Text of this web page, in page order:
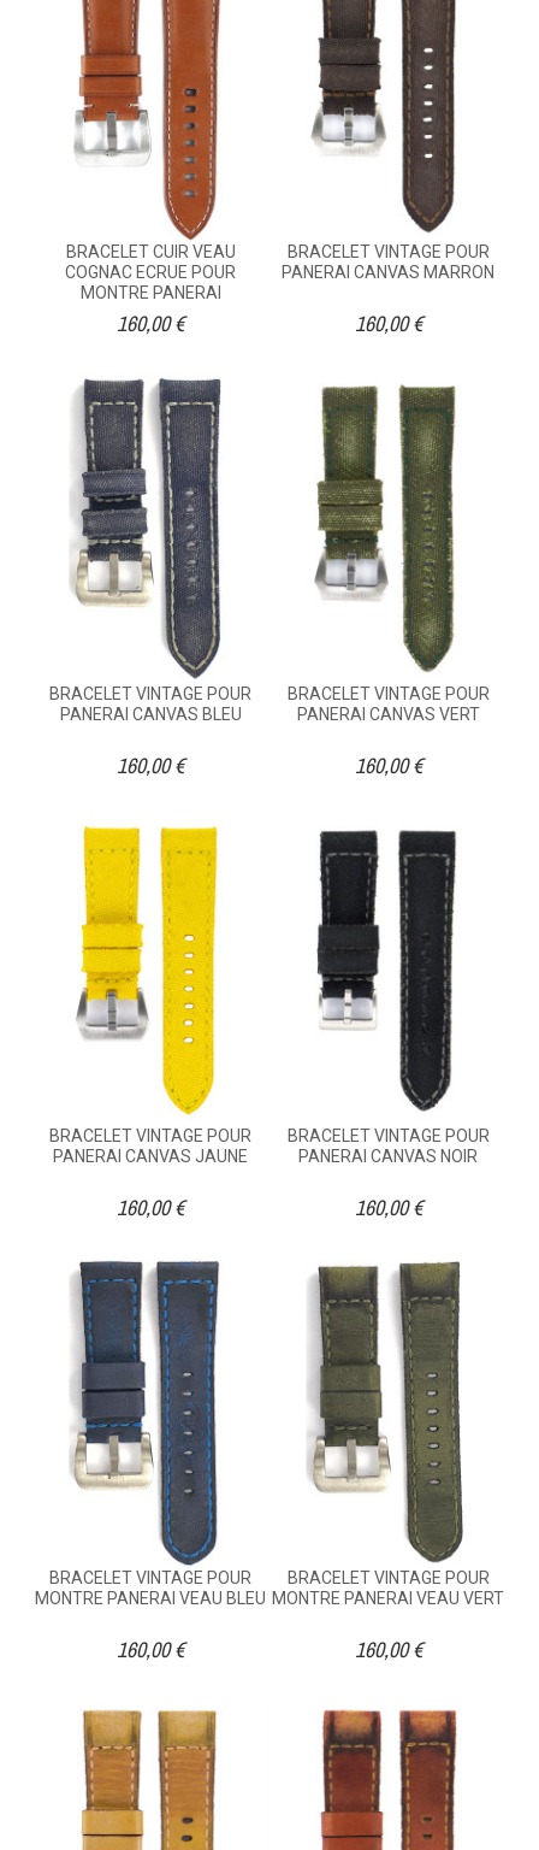
BRACELET CUIR VEAU
COGNAC ECRUE POUR
MONTRE PANERAI
160,00 €
BRACELET VINTAGE POUR
PANERAI CANVAS MARRON
160,00 €
BRACELET VINTAGE POUR
PANERAI CANVAS BLEU
160,00 €
BRACELET VINTAGE POUR
PANERAI CANVAS VERT
160,00 €
BRACELET VINTAGE POUR
PANERAI CANVAS JAUNE
160,00 €
BRACELET VINTAGE POUR
PANERAI CANVAS NOIR
160,00 €
BRACELET VINTAGE POUR
MONTRE PANERAI VEAU BLEU
160,00 €
BRACELET VINTAGE POUR
MONTRE PANERAI VEAU VERT
160,00 €